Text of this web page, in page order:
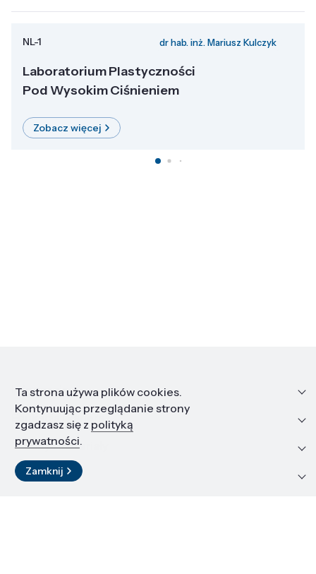
NL-1 dr hab. inż. Mariusz Kulczyk
Laboratorium Plastyczności
Pod Wysokim Ciśnieniem
Zobacz więcej
Informacje
Edukacja i kariera
Zasoby i materiały
Kontakt
Ta strona używa plików cookies.
Kontynuując przeglądanie strony
zgadzasz się z polityką
prywatności.
Zamknij